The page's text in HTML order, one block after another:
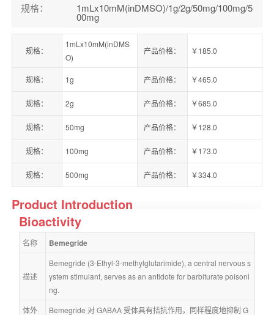
规格： 1mLx10mM(inDMSO)/1g/2g/50mg/100mg/5
00mg
规格：
1mLx10mM(inDMS
O)
产品价格： ￥185.0
规格： 1g 产品价格： ￥465.0
规格： 2g 产品价格： ￥685.0
规格： 50mg 产品价格： ￥128.0
规格： 100mg 产品价格： ￥173.0
规格： 500mg 产品价格： ￥334.0
Product Introduction
Bioactivity
名称 Bemegride
描述
Bemegride (3-Ethyl-3-methylglutarimide), a central nervous s
ystem stimulant, serves as an antidote for barbiturate poisoni
ng.
体外
Bemegride 对 GABAA 受体具有拮抗作用，同样程度地抑制 G